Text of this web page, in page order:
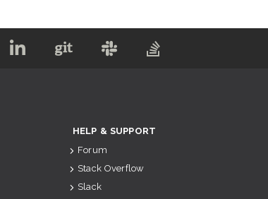
HELP & SUPPORT
Forum
Stack Overflow
Slack